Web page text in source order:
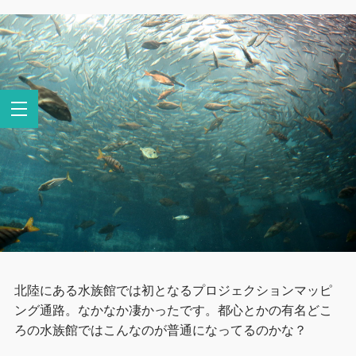
北陸にある水族館では初となるプロジェクションマッピ
ング通路。なかなか凄かったです。都心とかの有名どこ
ろの水族館ではこんなのが普通になってるのかな？